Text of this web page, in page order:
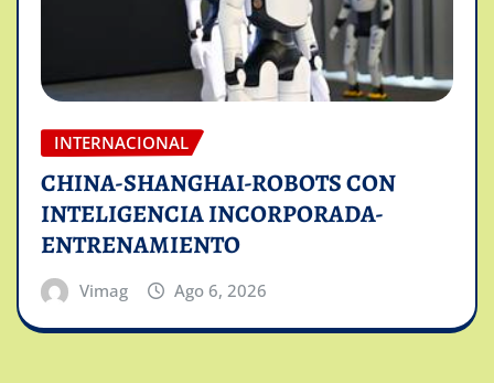
INTERNACIONAL
CHINA-SHANGHAI-ROBOTS CON
INTELIGENCIA INCORPORADA-
ENTRENAMIENTO
Vimag Ago 6, 2026